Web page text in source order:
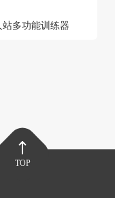
站多功能训练器
TOP